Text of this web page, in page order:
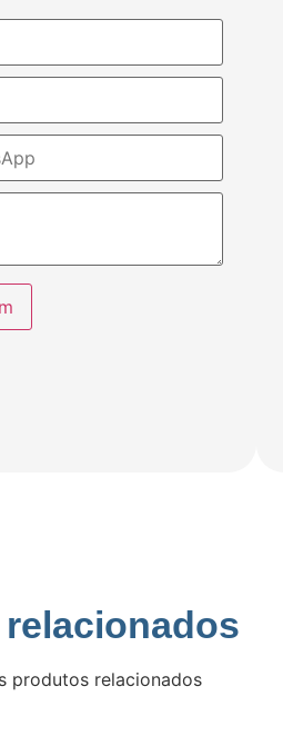
produtos relacionados